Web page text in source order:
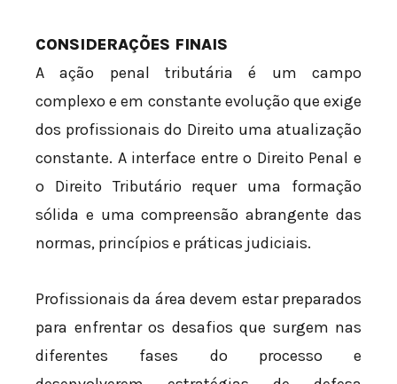
CONSIDERAÇÕES FINAIS
A ação penal tributária é um campo
complexo e em constante evolução que exige
dos profissionais do Direito uma atualização
constante. A interface entre o Direito Penal e
o Direito Tributário requer uma formação
sólida e uma compreensão abrangente das
normas, princípios e práticas judiciais.
Profissionais da área devem estar preparados
para enfrentar os desafios que surgem nas
diferentes fases do processo e